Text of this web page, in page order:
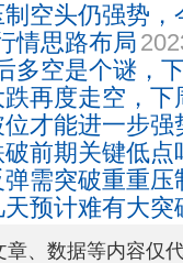
空头仍强势
情思路布局
多空是个谜，
再度走空，
才能进一步
前期关键低
需突破重重
05-18
预计难有大
05-22
章、数据等内容仅